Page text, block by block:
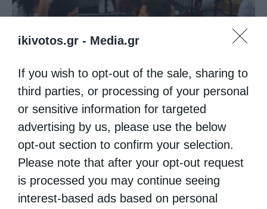
ikivotos.gr - Media.gr
If you wish to opt-out of the sale, sharing to
third parties, or processing of your personal
or sensitive information for targeted
advertising by us, please use the below
opt-out section to confirm your selection.
Please note that after your opt-out request
is processed you may continue seeing
interest-based ads based on personal
ΑΠΟΣΤΟΛΉ
ΔΗΜΉΤΡΕΙΟ ΚΈΝΤΡΟ ΔΗΜΙΟΥΡΓΙΚΉΣ ΑΠΑΣΧΌΛΗΣΗΣ
ΠΑΙΔΙΚΉ ΧΟΡΩΔΊΑ ΣΥΝΑΥΛΊΑ